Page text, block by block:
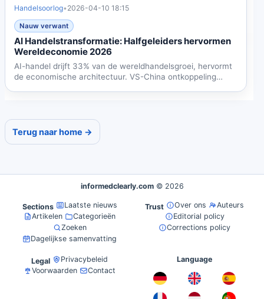
Handelsoorlog• 2026-04-10 18:15
Nauw verwant
AI Handelstransformatie: Halfgeleiders hervormen
Wereldeconomie 2026
AI-handel drijft 33% van de wereldhandelsgroei, hervormt
de economische architectuur. VS-China ontkoppeling
Terug naar home →
informedclearly.com © 2026
Sections
Laatste nieuws
Artikelen
Categorieën
Zoeken
Dagelijkse samenvatting
Trust Over ons
Auteurs
Editorial policy
Corrections policy
Legal
Privacybeleid
Voorwaarden
Contact
Language